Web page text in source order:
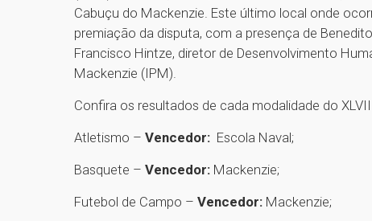
Cabuçu do Mackenzie. Este último local onde
premiação da disputa, com a presença de
Francisco Hintze, diretor de Desenvolvimento
Mackenzie (IPM).
Confira os resultados de cada modalidade do
Atletismo – Vencedor: Escola Naval;
Basquete – Vencedor: Mackenzie;
Futebol de Campo – Vencedor: Mackenzie;